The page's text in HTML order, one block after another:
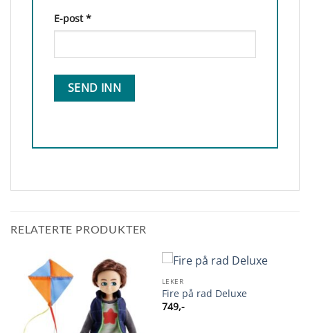
E-post*
RELATERTE PRODUKTER
LEKER
Fire på rad Deluxe
749,-